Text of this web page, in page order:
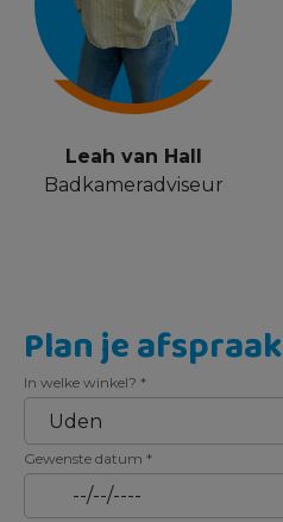
Leah van Hall
Badkameradviseur
Plan je afspraak
In welke winkel? *
Gewenste datum *